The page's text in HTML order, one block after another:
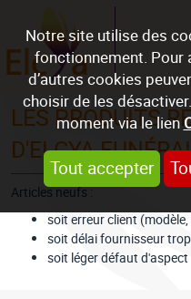
Notre site utilise des
fonctionnement. Pour
d’autres cookies
choisir de les
moment via le lien
Tout accepter
LES PRODUITS
D'ELCYA
Articles neufs :
soit erreur client
soit délai fournisseur
soit léger défaut d'aspect